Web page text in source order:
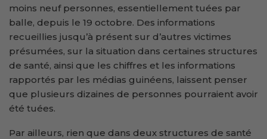
moins neuf personnes, essentiellement tuées par
balle, depuis le 19 octobre. Des informations
recueillies jusqu’à présent sur d’autres victimes
présumées, sur la situation dans certaines structures
de santé, ainsi que les chiffres et les informations
rapportés par les médias guinéens, laissent penser
que plusieurs dizaines de personnes pourraient avoir
été tuées.
Par ailleurs, rien que dans deux structures de santé